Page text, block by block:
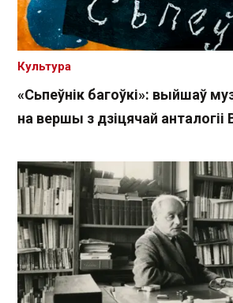
«Сьпеўнік багоўкі»: выйшаў
на вершы з дзіцячай анталогіі
Культура